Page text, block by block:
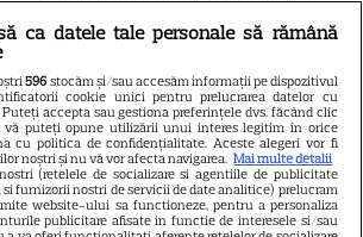
VEDETE STRĂINE
Pierce Brosnan și Keely Shaye
Smith, iubirea care a învins
tragediile. Cum au rămas
împreună după 25 de ani de
căsnicie
ca datele tale personale să rămână
596 stocăm și/sau accesăm informații pe dispozitivul
cookie unici pentru prelucrarea datelor cu
accepta sau gestiona preferințele dvs. făcând clic
vă puteți opune utilizării unui interes legitim în orice
cu politica de confidențialitate. Aceste alegeri vor fi
noștri și nu vă vor afecta navigarea. Mai multe detalii
(retelele de socializare si agentiile de publicitate
si furnizorii nostri de servicii de date analitice) prelucram
website-ului sa functioneze, pentru a personaliza
publicitare afisate in functie de interesele si/sau